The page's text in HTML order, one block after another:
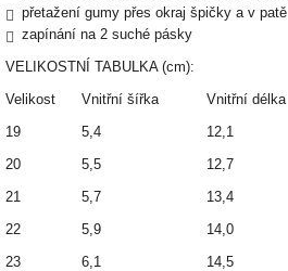
přetažení gumy přes okraj špičky a v patě
zapínání na 2 suché pásky
VELIKOSTNÍ TABULKA (cm):
Velikost
Vnitřní šířka
Vnitřní délka
19
5,4
12,1
20
5,5
12,7
21
5,7
13,4
22
5,9
14,0
23
6,1
14,5